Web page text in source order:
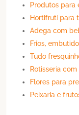
Produtos para
Hortifruti para
Adega com
Frios,
Tudo
Rotisseria
Flores para
Peixaria e